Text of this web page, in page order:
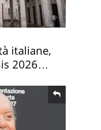
italiane,
2026